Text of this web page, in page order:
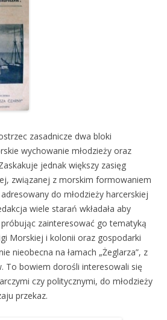
zasadnicze dwa bloki
wychowanie młodzieży oraz
jednak większy zasięg
związanej z morskim formowaniem
do młodzieży harcerskiej
wiele starań wkładała aby
zainteresować go tematyką
Morskiej i kolonii oraz gospodarki
nieobecna na łamach „Żeglarza”, z
To bowiem dorośli interesowali się
czy politycznymi, do młodzieży
przekaz.